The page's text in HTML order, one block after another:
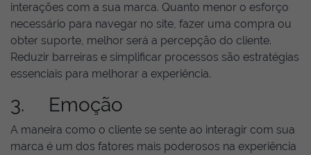
interações com a sua marca. Quanto menor o esforço
necessário para navegar no site, fazer uma compra ou
obter suporte, melhor será a percepção do cliente.
Reduzir barreiras e simplificar processos são estratégias
essenciais para melhorar a experiência.
3. Emoção
A maneira como o cliente se sente ao interagir com sua
marca é um dos fatores mais poderosos na experiência